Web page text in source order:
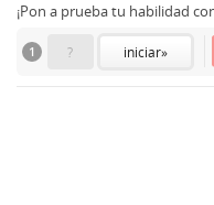
¡Pon a prueba tu habilidad
1 ? iniciar»